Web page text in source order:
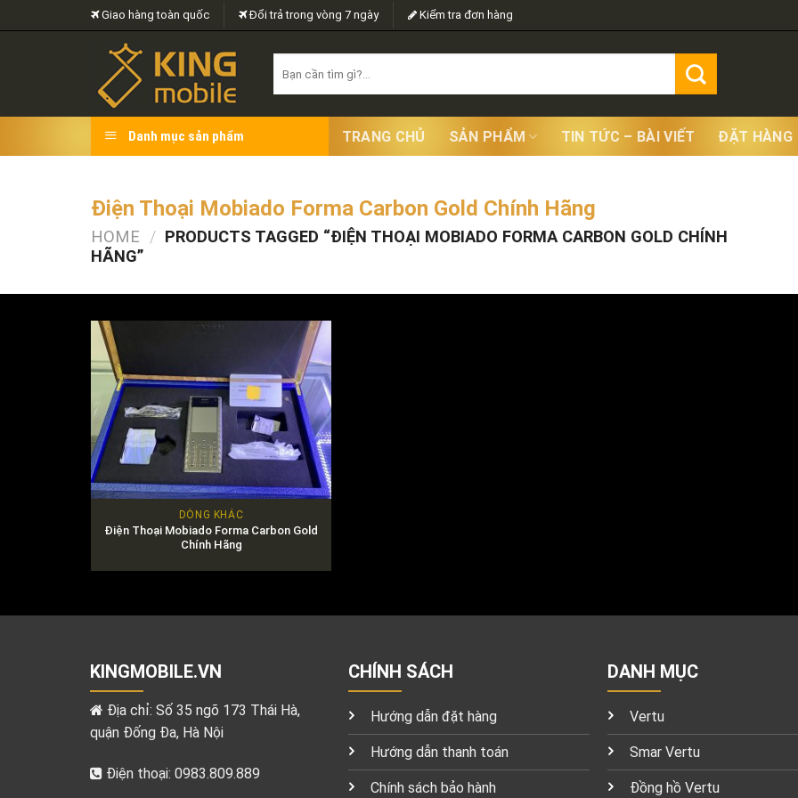
to
Giao hàng toàn quốc Đổi trả trong vòng 7 ngày Kiểm tra đơn hàng
for:
Danh mục sản phẩm TRANG CHỦ SẢN PHẨM TIN TỨC – BÀI VIẾT ĐẶT HÀNG
Điện Thoại Mobiado Forma Carbon Gold Chính Hãng
HOME / PRODUCTS TAGGED “ĐIỆN THOẠI MOBIADO FORMA CARBON GOLD CHÍNH
HÃNG”
DÒNG KHÁC
Điện Thoại Mobiado Forma Carbon Gold
Chính Hãng
KINGMOBILE.VN
Địa chỉ: Số 35 ngõ 173 Thái Hà,
quận Đống Đa, Hà Nội
Điện thoại: 0983.809.889
CHÍNH SÁCH
Hướng dẫn đặt hàng
Hướng dẫn thanh toán
Chính sách bảo hành
DANH MỤC
Vertu
Smar Vertu
Đồng hồ Vertu